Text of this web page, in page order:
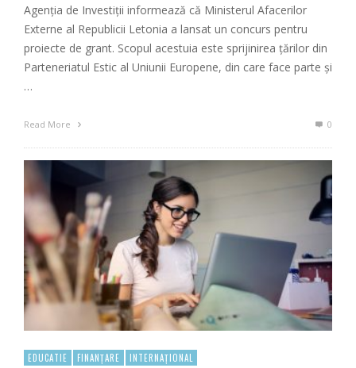
Agenția de Investiții informează că Ministerul Afacerilor
Externe al Republicii Letonia a lansat un concurs pentru
proiecte de grant. Scopul acestuia este sprijinirea țărilor din
Parteneriatul Estic al Uniunii Europene, din care face parte și
…
Read More 0
EDUCATIE FINANȚARE INTERNAȚIONAL